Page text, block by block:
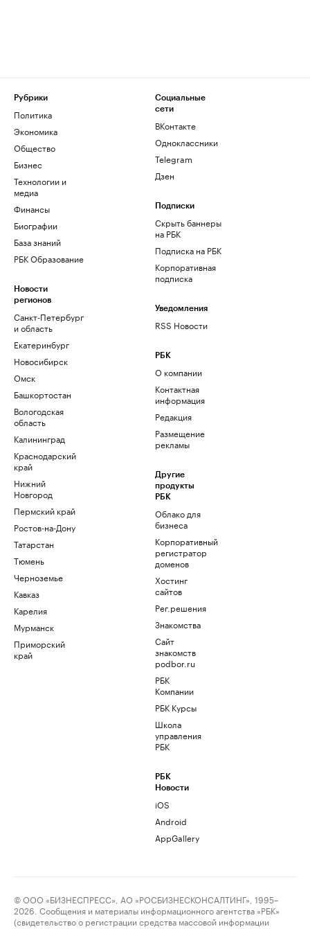
Рубрики
Политика
Экономика
Общество
Бизнес
Технологии и
медиа
Финансы
Биографии
База знаний
РБК Образование
Новости
регионов
Санкт-Петербург
и область
Екатеринбург
Новосибирск
Омск
Башкортостан
Вологодская
область
Калининград
Краснодарский
край
Нижний
Новгород
Пермский край
Ростов-на-Дону
Татарстан
Тюмень
Черноземье
Кавказ
Карелия
Мурманск
Приморский
край
Социальные
сети
ВКонтакте
Одноклассники
Telegram
Дзен
Подписки
Скрыть баннеры
на РБК
Подписка на РБК
Корпоративная
подписка
Уведомления
RSS Новости
РБК
О компании
Контактная
информация
Редакция
Размещение
рекламы
Другие
продукты
РБК
Облако для
бизнеса
Корпоративный
регистратор
доменов
Хостинг
сайтов
Рег.решения
Знакомства
Сайт
знакомств
podbor.ru
РБК
Компании
РБК Курсы
Школа
управления
РБК
РБК
Новости
iOS
Android
AppGallery
© ООО «БИЗНЕСПРЕСС», АО «РОСБИЗНЕСКОНСАЛТИНГ», 1995–
2026. Сообщения и материалы информационного агентства «РБК»
(свидетельство о регистрации средства массовой информации